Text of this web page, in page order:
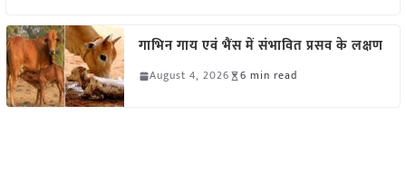
गाभिन गाय एवं भैंस में संभावित प्रसव के लक्षण
August 4, 2026 6 min read